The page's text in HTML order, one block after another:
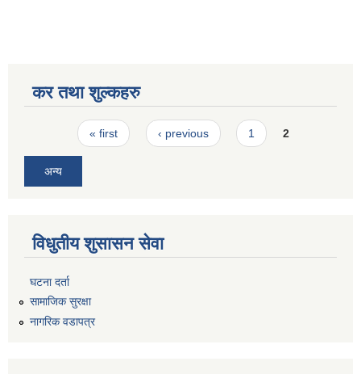
कर तथा शुल्कहरु
Pages« first ‹ previous 1 2
अन्य
विधुतीय शुसासन सेवा
घटना दर्ता
सामाजिक सुरक्षा
नागरिक वडापत्र